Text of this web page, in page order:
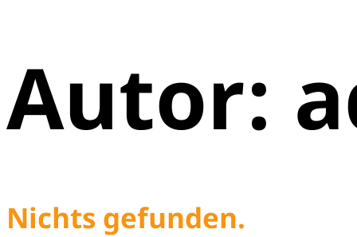
Autor:
Nichts gefunden.